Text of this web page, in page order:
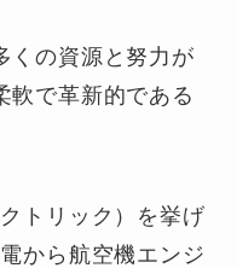
くの資源と努力が
軟で革新的である
トリック）を挙げ
から航空機エンジ